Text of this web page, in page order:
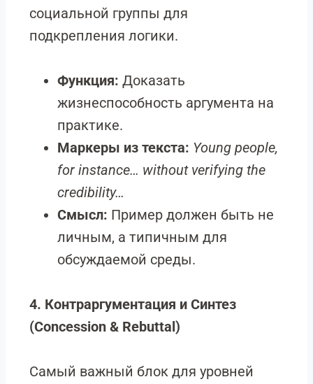
социальной группы для
подкрепления логики.
Функция: Доказать
жизнеспособность аргумента на
практике.
Маркеры из текста: Young people,
for instance… without verifying the
credibility…
Смысл: Пример должен быть не
личным, а типичным для
обсуждаемой среды.
4. Контраргументация и Синтез
(Concession & Rebuttal)
Самый важный блок для уровней